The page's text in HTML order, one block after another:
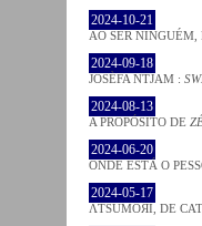
2024-10-21
AO SER NINGUÉM,
2024-09-18
JOSÈFA NTJAM :
2024-08-13
A PROPÓSITO DE
2024-06-20
ONDE ESTÁ O
2024-05-17
ΛƬSUMOЯI, DE